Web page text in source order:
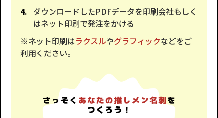
ダウンロードしたPDFデータを印刷会社もしく
はネット印刷で発注をかける
※ネット印刷はラクスルやグラフィックなどをご
利用ください。